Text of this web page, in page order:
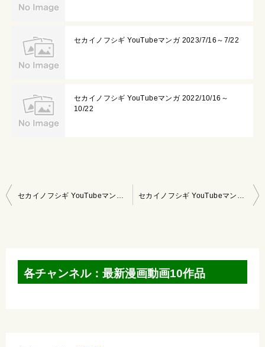
セカイノフシギ YouTubeマンガ 2023/7/16～7/22
セカイノフシギ YouTubeマンガ 2022/10/16～
10/22
投
各チャンネル：最新漫画動画10作品